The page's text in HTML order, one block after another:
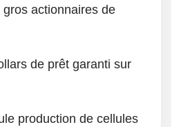
actionnaires de
de prêt garanti sur
production de cellules